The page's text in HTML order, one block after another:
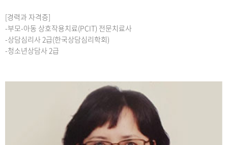
[경력과 자격증]
-부모-아동 상호작용치료(PCIT) 전문치료사
-상담심리사 2급(한국상담심리학회)
-청소년상담사 2급